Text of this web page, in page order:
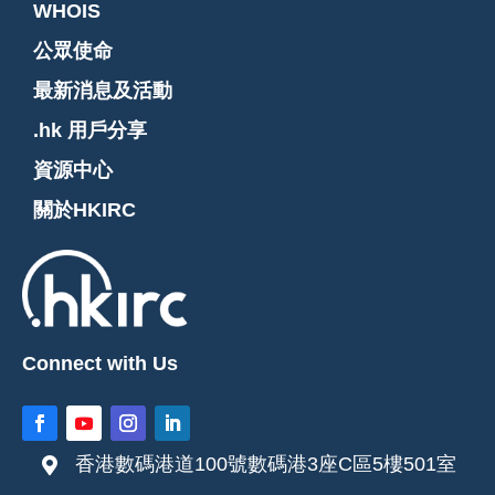
WHOIS
公眾使命
最新消息及活動
.hk 用戶分享
資源中心
關於HKIRC
Connect with Us

香港數碼港道100號數碼港3座C區5樓501室